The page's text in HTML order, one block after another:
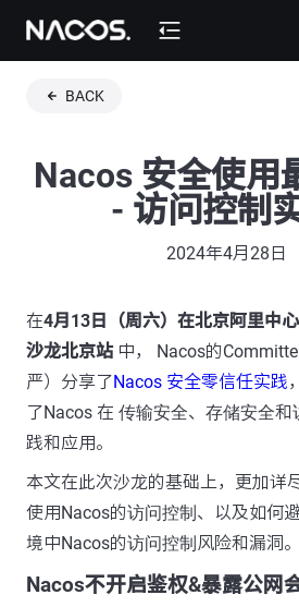
BACK
Nacos 安全使用
- 访问控制
2024年4月28日
在4月13日（周六）在北京阿里中心
沙龙北京站中， Nacos的
严）分享了Nacos 安全零信任实践
了Nacos 在 传输安全、 存储安全和
践和应用。
本文在此次沙龙的基础上，更加详
使用Nacos的访问控制、以及如何
境中Nacos的访问控制风险和漏洞。
Nacos不开启鉴权&暴露公网